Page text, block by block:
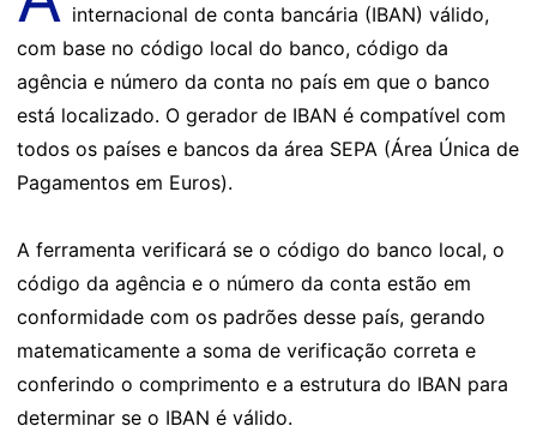
internacional de conta bancária (IBAN) válido,
com base no código local do banco, código da
agência e número da conta no país em que o banco
está localizado. O gerador de IBAN é compatível com
todos os países e bancos da área SEPA (Área Única de
Pagamentos em Euros).
A ferramenta verificará se o código do banco local, o
código da agência e o número da conta estão em
conformidade com os padrões desse país, gerando
matematicamente a soma de verificação correta e
conferindo o comprimento e a estrutura do IBAN para
determinar se o IBAN é válido.